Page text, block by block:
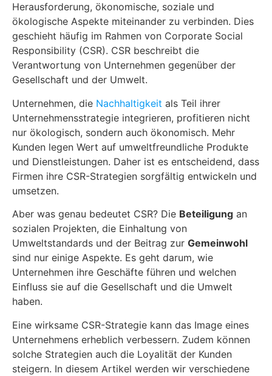
Herausforderung, ökonomische, soziale und
ökologische Aspekte miteinander zu verbinden. Dies
geschieht häufig im Rahmen von Corporate Social
Responsibility (CSR). CSR beschreibt die
Verantwortung von Unternehmen gegenüber der
Gesellschaft und der Umwelt.
Unternehmen, die Nachhaltigkeit als Teil ihrer
Unternehmensstrategie integrieren, profitieren nicht
nur ökologisch, sondern auch ökonomisch. Mehr
Kunden legen Wert auf umweltfreundliche Produkte
und Dienstleistungen. Daher ist es entscheidend, dass
Firmen ihre CSR-Strategien sorgfältig entwickeln und
umsetzen.
Aber was genau bedeutet CSR? Die Beteiligung an
sozialen Projekten, die Einhaltung von
Umweltstandards und der Beitrag zur Gemeinwohl
sind nur einige Aspekte. Es geht darum, wie
Unternehmen ihre Geschäfte führen und welchen
Einfluss sie auf die Gesellschaft und die Umwelt
haben.
Eine wirksame CSR-Strategie kann das Image eines
Unternehmens erheblich verbessern. Zudem können
solche Strategien auch die Loyalität der Kunden
steigern. In diesem Artikel werden wir verschiedene